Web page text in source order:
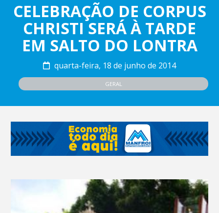
CELEBRAÇÃO DE CORPUS
CHRISTI SERÁ À TARDE
EM SALTO DO LONTRA
quarta-feira, 18 de junho de 2014
GERAL